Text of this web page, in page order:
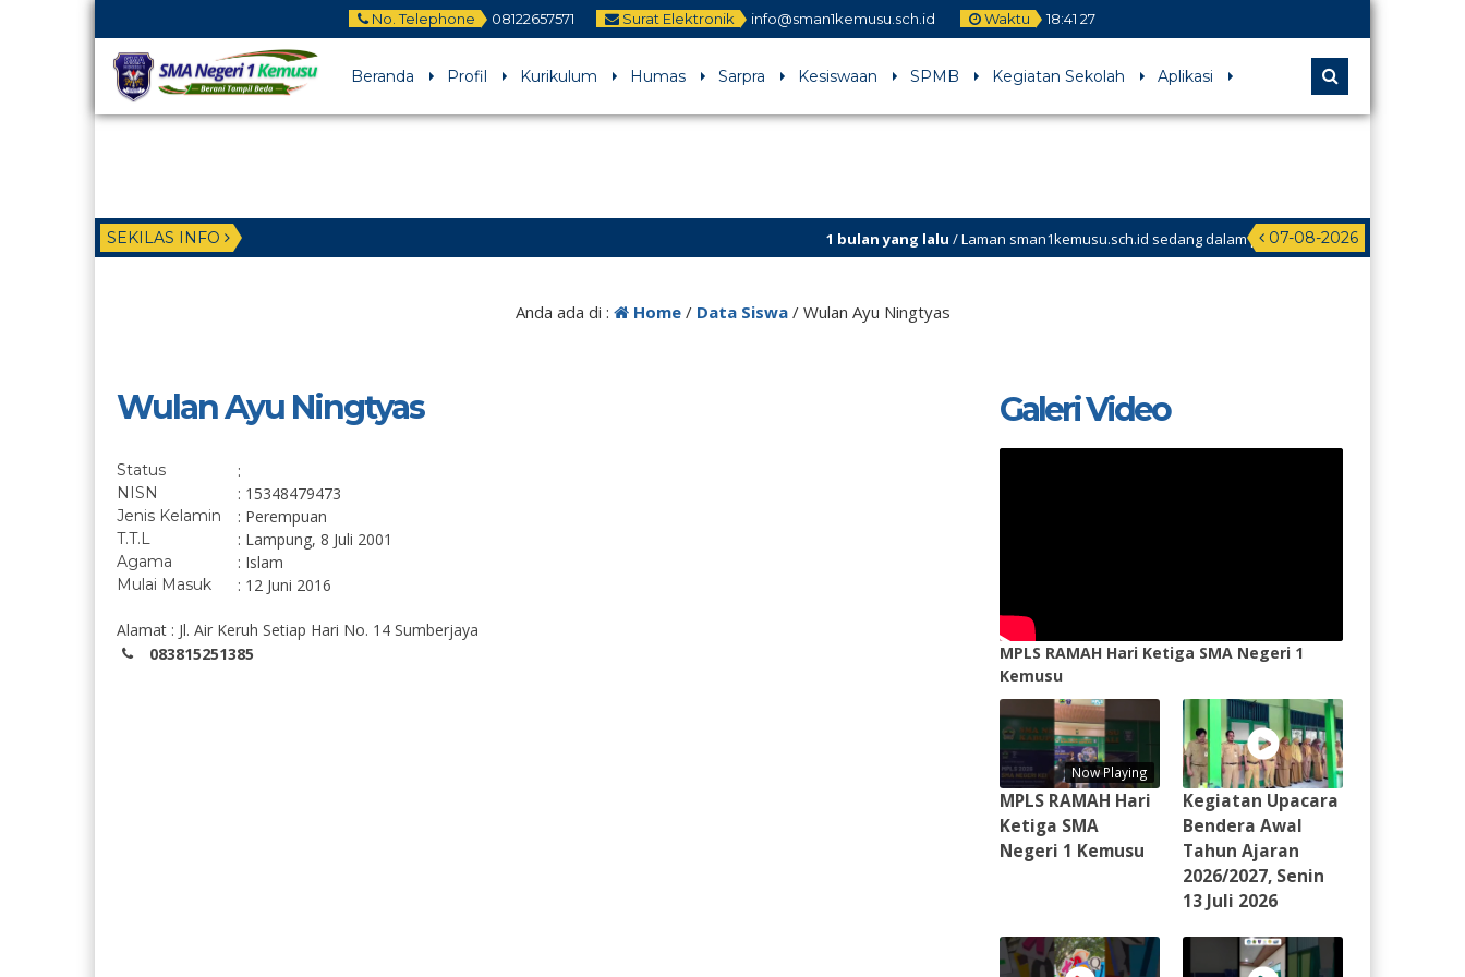
No. Telephone 08122657571 Surat Elektronik info@sman1kemusu.sch.id Waktu 18:41 27
Beranda Profil Kurikulum Humas Sarpra Kesiswaan SPMB Kegiatan Sekolah Aplikasi
SEKILAS INFO 07-08-2026
1 bulan yang lalu/ Laman sman1kemusu.sch.id sedang dalam perbaikan
Anda ada di : Home/ Data Siswa/ Wulan Ayu Ningtyas
Wulan Ayu Ningtyas
Status :
NISN : 15348479473
Jenis Kelamin : Perempuan
T.T.L : Lampung, 8 Juli 2001
Agama : Islam
Mulai Masuk : 12 Juni 2016
Alamat : Jl. Air Keruh Setiap Hari No. 14 Sumberjaya
083815251385
Galeri Video
MPLS RAMAH Hari Ketiga SMA Negeri 1
Kemusu
Now Playing
MPLS RAMAH Hari
Ketiga SMA
Negeri 1 Kemusu
Kegiatan Upacara
Bendera Awal
Tahun Ajaran
2026/2027, Senin
13 Juli 2026